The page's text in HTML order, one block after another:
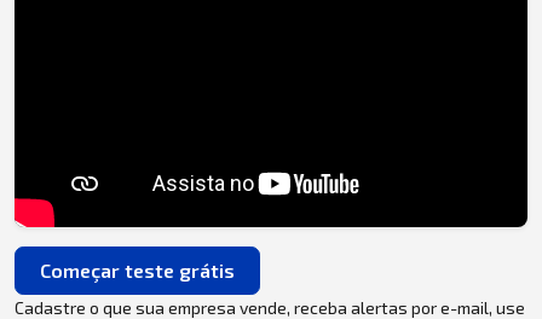
Começar teste grátis
Cadastre o que sua empresa vende, receba alertas por e-mail, use